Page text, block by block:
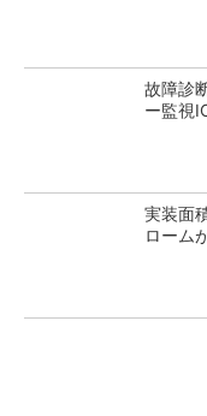
故障診
ー監視
実装面
ローム